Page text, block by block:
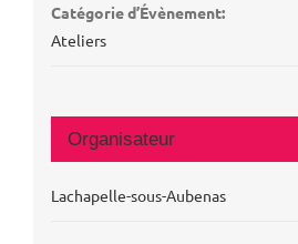
Catégorie d’Évènement:
Ateliers
Organisateur
Lachapelle-sous-Aubenas